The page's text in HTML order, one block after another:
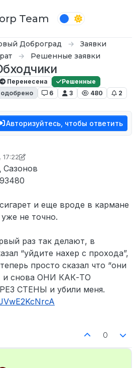
Team
Доброград
Заявки
Решенные заявки
Перенесена
Решенные
одобрено 6 3 480 2
Авторизуйтесь, чтобы ответить
17:22
D0n Bar0n
Сазонов
и еще вроде в кармане
не точно.
раз так делают, в
“уйдите нахер с прохода”,
просто сказал что “они
и снова ОНИ КАК-ТО
СТЕНЫ и убили меня.
0